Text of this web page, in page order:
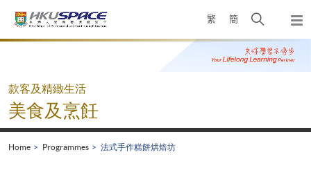
繁 簡
Open
search
panel
Main
款客及精緻生活
美食及烹飪
Home Programmes 法式手作糕餅烘焙坊